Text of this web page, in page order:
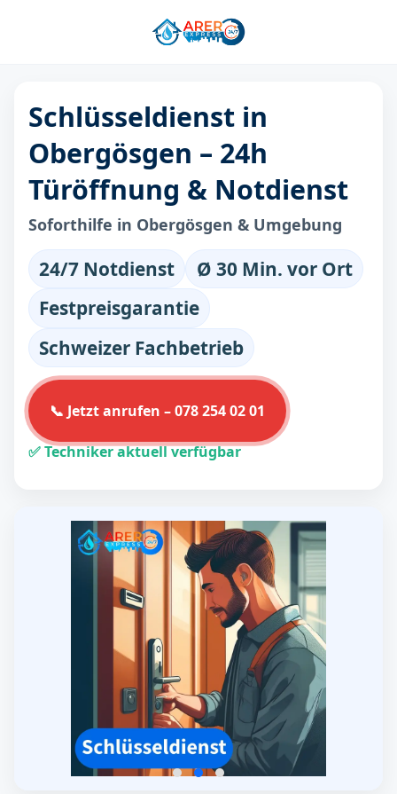
Schlüsseldienst in
Obergösgen – 24h
Türöffnung & Notdienst
Soforthilfe in Obergösgen & Umgebung
24/7 Notdienst
Ø 30 Min. vor Ort
Festpreisgarantie
Schweizer Fachbetrieb
📞 Jetzt anrufen – 078 254 02 01
✅ Techniker aktuell verfügbar